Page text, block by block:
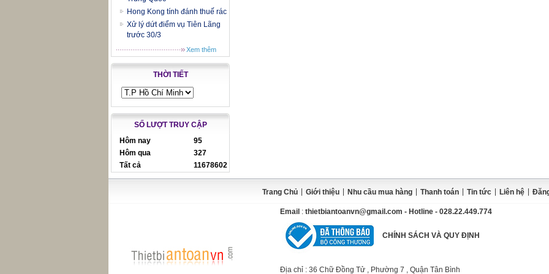
Hong Kong tính đánh thuế rác
Xử lý dứt điểm vụ Tiên Lãng
trước 30/3
Xem thêm
THỜI TIẾT
SỐ LƯỢT TRUY CẬP
Hôm nay
95
Hôm qua
327
Tất cả
11678602
Trang Chủ Giới thiệu Nhu cầu mua hàng Thanh toán Tin tức Liên hệ
Email : thietbiantoanvn@gmail.com - Hotline - 028.22.449.774
CHÍNH SÁCH VÀ QUY ĐỊNH
Địa chỉ : 36 Chữ Đồng Tử , Phường 7 , Quận Tân Bình